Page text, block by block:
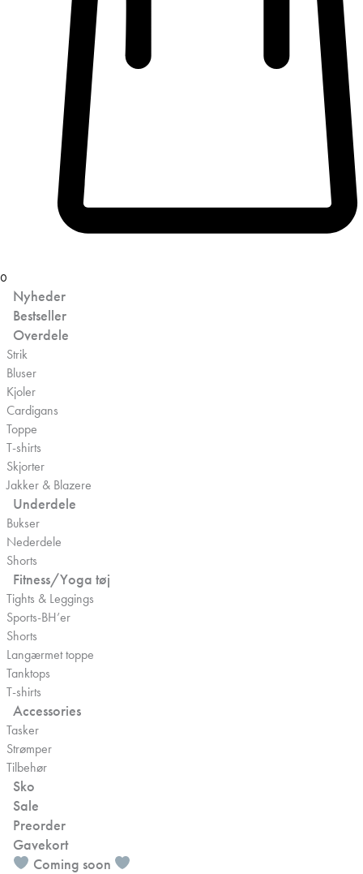
0
Nyheder
Bestseller
Overdele
Strik
Bluser
Kjoler
Cardigans
Toppe
T-shirts
Skjorter
Jakker & Blazere
Underdele
Bukser
Nederdele
Shorts
Fitness/Yoga tøj
Tights & Leggings
Sports-BH’er
Shorts
Langærmet toppe
Tanktops
T-shirts
Accessories
Tasker
Strømper
Tilbehør
Sko
Sale
Preorder
Gavekort
Coming soon